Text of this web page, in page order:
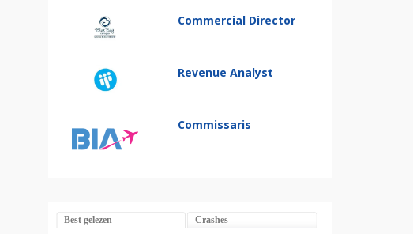
Commercial Director
Revenue Analyst
Commissaris
Best gelezen Crashes